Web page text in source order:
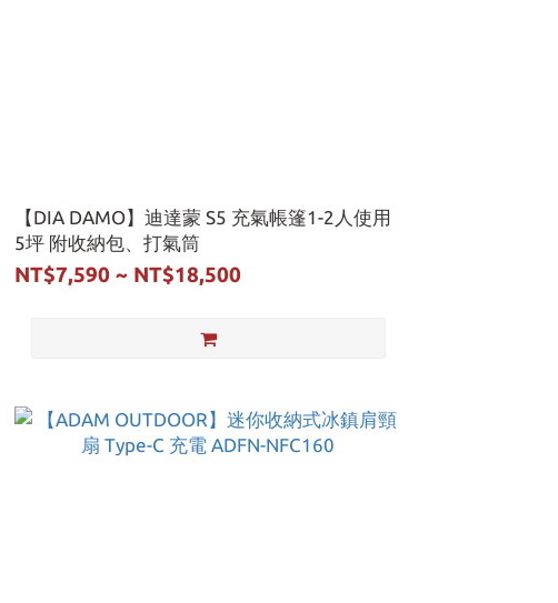
【DIA DAMO】迪達蒙 S5 充氣帳篷1-2人使用
5坪 附收納包、打氣筒
NT$7,590 ~ NT$18,500